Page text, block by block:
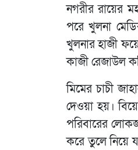
নগরীর রায়ের
পরে খুলনা
খুলনার হাজী
কাজী রেজাউল
মিমের চাচী
দেওয়া হয়।
পরিবারের
করে তুলে নিয়ে